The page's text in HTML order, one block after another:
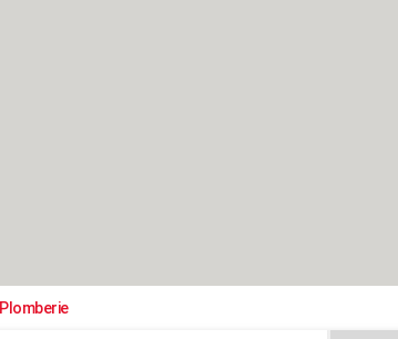
Plomberie